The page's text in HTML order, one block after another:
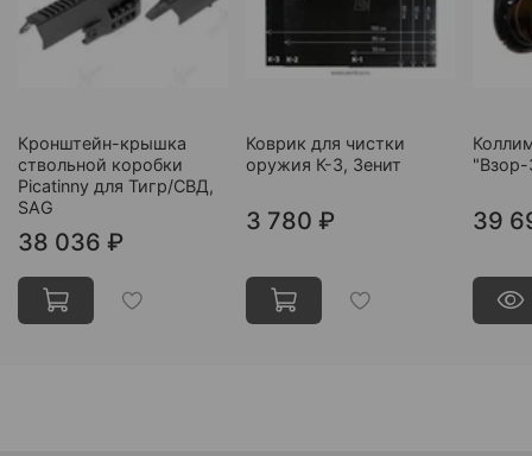
Кронштейн-крышка
ствольной коробки
Picatinny для Тигр/СВД,
SAG
38 036 ₽
Коврик для чистки
оружия К-3, Зенит
3 780 ₽
"Взор-
39